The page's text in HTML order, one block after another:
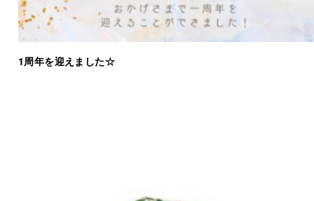
1周年を迎えました☆